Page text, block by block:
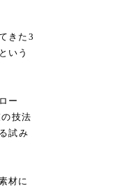
きた3
いう
ー
技法
試み
材に